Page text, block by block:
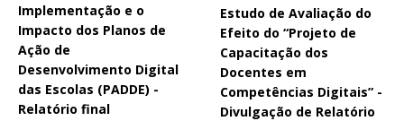
Implementação e o
Impacto dos Planos de
Ação de
Desenvolvimento Digital
das Escolas (PADDE) -
Relatório final
Estudo de Avaliação do
Efeito do “Projeto de
Capacitação dos
Docentes em
Competências Digitais” -
Divulgação de Relatório